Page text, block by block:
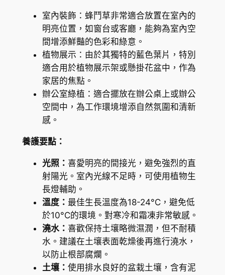
室內裝飾：蜂鬥草非常適合放置在室內的
明亮位置，如窗台或客廳，能夠為室內空
間增添鮮豔的色彩和綠意。
植物展示：由於其獨特的藍色葉片，特別
適合用於植物展示架或懸掛花盆中，作為
家居的焦點。
辦公室綠植：適合擺放在辦公桌上或辦公
空間中，為工作環境增添自然氛圍和清新
感。
養護要點：
光照： 喜愛明亮的間接光，避免強烈的直
射陽光。室內光線不足時，可使用植物生
長燈輔助。
溫度： 最佳生長溫度為18-24°C，避免低
於10°C的環境。對寒冷和霜凍非常敏感。
澆水： 喜歡保持土壤略微濕潤，但不耐積
水。建議在土壤表面乾燥後再進行澆水，
以防止根部腐爛。
土壤： 使用排水良好的盆栽土壤，含有泥